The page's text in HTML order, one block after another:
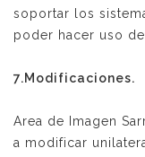
soportar los
poder hacer uso
7.Modificaciones.
Area de Imagen
a modificar